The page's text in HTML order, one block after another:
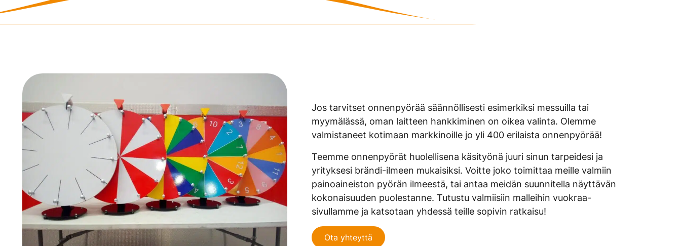
Jos tarvitset onnenpyörää säännöllisesti esimerkiksi messuilla tai
myymälässä, oman laitteen hankkiminen on oikea valinta. Olemme
valmistaneet kotimaan markkinoille jo yli 400 erilaista onnenpyörää!
Teemme onnenpyörät huolellisena käsityönä juuri sinun tarpeidesi ja
yrityksesi brändi-ilmeen mukaisiksi. Voitte joko toimittaa meille valmiin
painoaineiston pyörän ilmeestä, tai antaa meidän suunnitella näyttävän
kokonaisuuden puolestanne. Tutustu valmiisiin malleihin vuokraa-
sivullamme ja katsotaan yhdessä teille sopivin ratkaisu!
Ota yhteyttä